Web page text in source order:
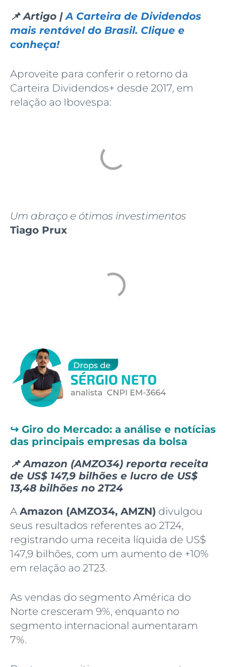
📌 Artigo |A Carteira de Dividendos
mais rentável do Brasil. Clique e
conheça!
Aproveite para conferir o retorno da
Carteira Dividendos+ desde 2017, em
relação ao Ibovespa:
Um abraço e ótimos investimentos
Tiago Prux
↪️ Giro do Mercado: a análise e notícias
das principais empresas da bolsa
📌 Amazon (AMZO34) reporta receita
de US$ 147,9 bilhões e lucro de US$
13,48 bilhões no 2T24
A Amazon (AMZO34, AMZN) divulgou
seus resultados referentes ao 2T24,
registrando uma receita líquida de US$
147,9 bilhões, com um aumento de +10%
em relação ao 2T23.
As vendas do segmento América do
Norte cresceram 9%, enquanto no
segmento internacional aumentaram
7%.